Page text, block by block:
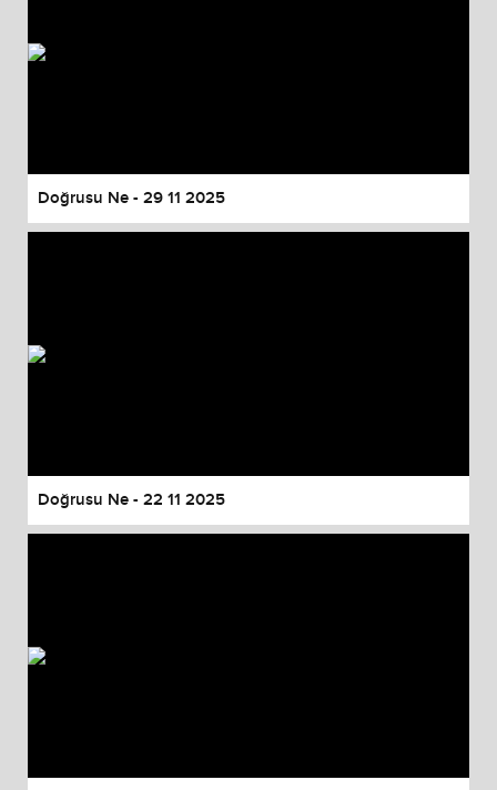
Doğrusu Ne - 29 11 2025
Doğrusu Ne - 22 11 2025